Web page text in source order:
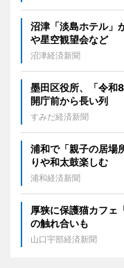
沼津「淡島ホテル」
や星空観望会など
沼津経済新聞
墨田区役所、「令
開庁前から長い列
すみだ経済新聞
浦和で「親子の居
りや和太鼓楽しむ
浦和経済新聞
厚狭に保護猫カフ
の触れ合いも
山口宇部経済新聞